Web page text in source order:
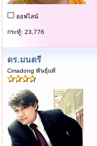
ออฟไลน์
กระทู้: 23,776
ดร.มนตรี
Cmadong พันธุ์แท้